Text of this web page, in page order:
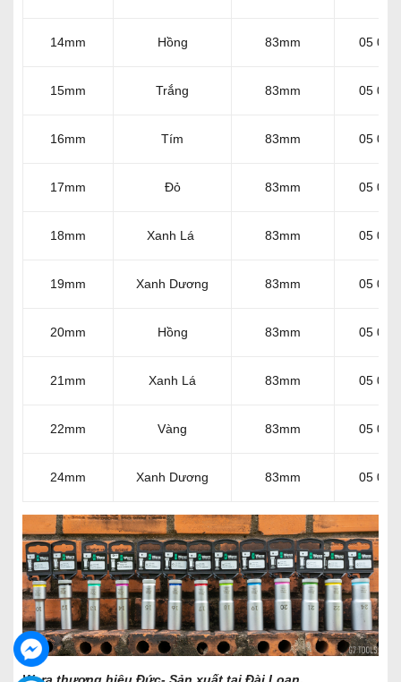
14mm Hồng 83mm 05
15mm Trắng 83mm 05
16mm Tím 83mm 05
17mm Đỏ 83mm 05
18mm Xanh Lá 83mm 05
19mm Xanh Dương 83mm 05
20mm Hồng 83mm 05
21mm Xanh Lá 83mm 05
22mm Vàng 83mm 05
24mm Xanh Dương 83mm 05